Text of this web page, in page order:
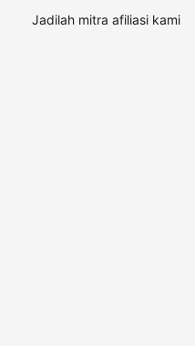
Jadilah mitra afiliasi kami